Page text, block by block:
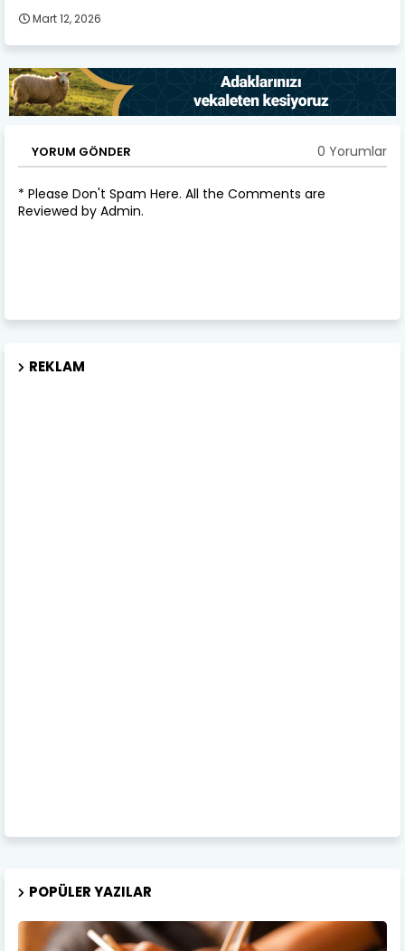
Mart 12, 2026
YORUM GÖNDER 0 Yorumlar
* Please Don't Spam Here. All the Comments are
Reviewed by Admin.
REKLAM
POPÜLER YAZILAR